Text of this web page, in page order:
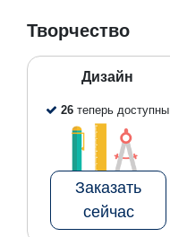
Творчество
Дизайн
26 теперь доступны
Заказать
сейчас